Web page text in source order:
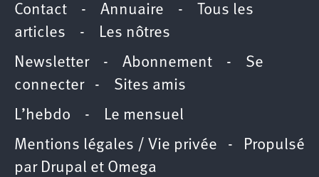
Contact - Annuaire -
Tous les
articles - Les nôtres
Newsletter- Abonnement - Se
connecter- Sites amis
L’hebdo - Le mensuel
Mentions légales / Vie privée - Propulsé
par Drupal et Omega